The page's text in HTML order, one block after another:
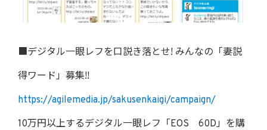
■デジタル一眼レフを口説き落とせ! みんなの「妻説
得ワード」募集!!
https://agilemedia.jp/sakusenkaigi/campaign/
10万円以上するデジタル一眼レフ「EOS 60D」を購